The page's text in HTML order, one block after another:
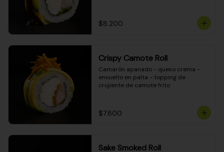
$8.200
Crispy Camote Roll
Camarón apanado - queso crema -
envuelto en palta - topping de
crujiente de camote frito
$7.800
Sake Smoked Roll